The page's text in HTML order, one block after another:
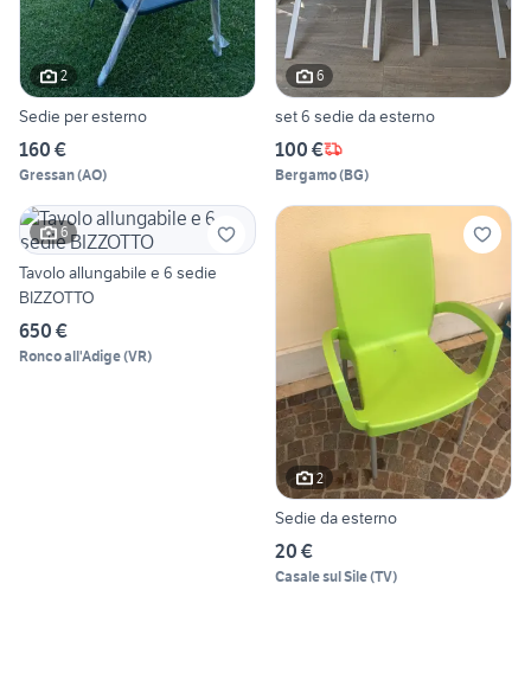
2
Sedie per esterno
160 €
Gressan(AO)
6
set 6 sedie da esterno
100 €
Bergamo(BG)
6
Tavolo allungabile e 6 sedie
BIZZOTTO
650 €
Ronco all'Adige(VR)
2
Sedie da esterno
20 €
Casale sul Sile(TV)